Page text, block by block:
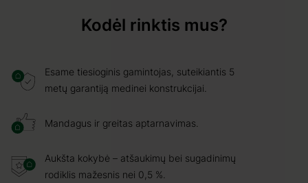
Kodėl rinktis mus?
Esame tiesioginis gamintojas, suteikiantis 5
metų garantiją medinei konstrukcijai.
Mandagus ir greitas aptarnavimas.
Aukšta kokybė – atšaukimų bei sugadinimų
rodiklis mažesnis nei 0,5 %.